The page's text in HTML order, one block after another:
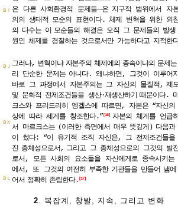
ＢＩ
ＢＪ
ＢＫ
ＢＬ
은 다른 사회환경적 문제들─은 지구적 범위에서 자
의의 생태적 모순의 표현이다. 체제 변혁을 위한 외
의 다수는 이
모순들의 해결은 오직 그 문제들의 발생
원인 체제를 경질하는 것으로서만 가능하다고 지적한
그러나, 변혁이냐 자본주의 체제에의 종속이냐의 문제는
리 단순한 문제는 아니다. 왜냐하면, 그것이 이루어
바로 그 과정에서 자본주의는 그 자신의 물질적, 제
및 문화적 전제조건들을 생산·재생산하기 때문이다.
크스와 프리드리히 엥겔스에 따르면, 자본은 “자신의
상에 따라 세계를 창조한다.” 16
자본의 체계를 언급
서 마르크스는 (이러한 측면에서 매우 뜻깊게) 다음
이 썼다: “이 유기적 조직 자신은, 그 전제조건들을
진 총체성으로서, 그리고 그 총체성으로의 그것의 발
로서, 모든 사회의 요소들을 자신에게로 종속시키는
에서, 또 그것의 여전히 부족한 기관들을 만들어 냄에
어서 정확히 존립한다. 17
2 복잡계, 창발, 지속, 그리고 변화